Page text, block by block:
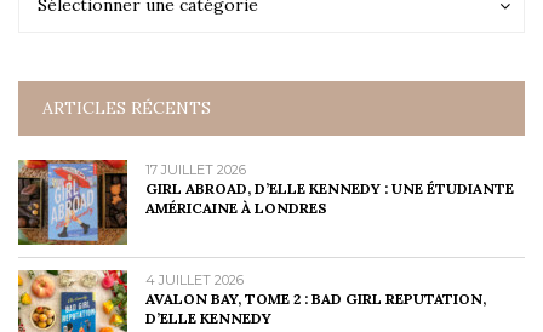
Sélectionner une catégorie
ARTICLES RÉCENTS
17 JUILLET 2026
GIRL ABROAD, D’ELLE KENNEDY : UNE ÉTUDIANTE
AMÉRICAINE À LONDRES
4 JUILLET 2026
AVALON BAY, TOME 2 : BAD GIRL REPUTATION,
D’ELLE KENNEDY